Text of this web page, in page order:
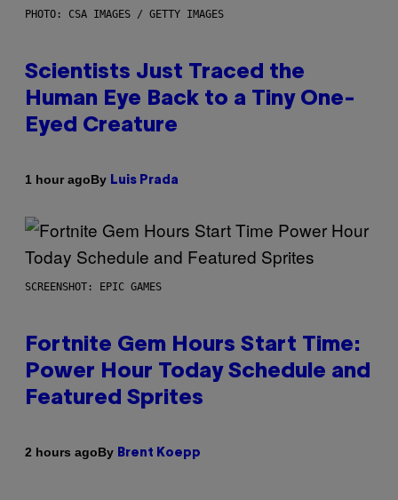
PHOTO: CSA IMAGES / GETTY IMAGES
Scientists Just Traced the
Human Eye Back to a Tiny One-
Eyed Creature
1 hour agoBy Luis Prada
SCREENSHOT: EPIC GAMES
Fortnite Gem Hours Start Time:
Power Hour Today Schedule and
Featured Sprites
2 hours agoBy Brent Koepp